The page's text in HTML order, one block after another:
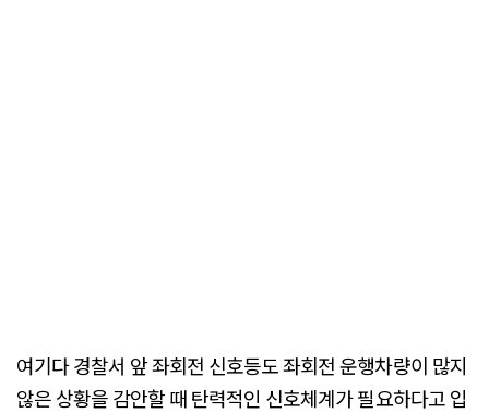
여기다 경찰서 앞 좌회전 신호등도 좌회전 운행차량이 많지
않은 상황을 감안할 때 탄력적인 신호체계가 필요하다고 입